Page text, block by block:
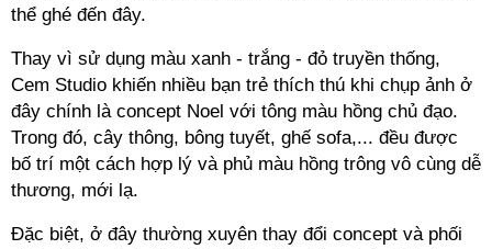
thể ghé đến đây.
Thay vì sử dụng màu xanh - trắng - đỏ truyền thống,
Cem Studio khiến nhiều bạn trẻ thích thú khi chụp ảnh ở
đây chính là concept Noel với tông màu hồng chủ đạo.
Trong đó, cây thông, bông tuyết, ghế sofa,... đều được
bố trí một cách hợp lý và phủ màu hồng trông vô cùng dễ
thương, mới lạ.
Đặc biệt, ở đây thường xuyên thay đổi concept và phối